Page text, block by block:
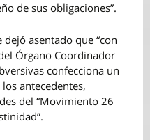
de sus obligaciones”.
asentado que “con
Órgano Coordinador
confecciona un
antecedentes,
del “Movimiento 26